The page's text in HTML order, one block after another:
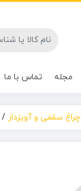
مجله تماس با ما
چراغ سقفی و آویزدار /